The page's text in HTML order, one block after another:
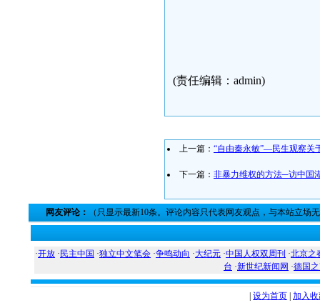
(责任编辑：admin)
上一篇： “自由秦永敏”—民生观察关
下一篇： 非暴力维权的方法─访中国
网友评论： （只显示最新10条。评论内容只代表网友观点，与本站立场
·开放 · 民主中国 ·独立中文笔会 ·争鸣动向 ·大纪元 ·中国人权双周刊 ·北京之
台 ·新世纪新闻网 ·德国
设为首页 加入